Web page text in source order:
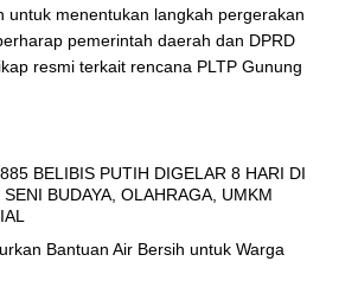
untuk menentukan langkah pergerakan
pemerintah daerah dan DPRD
resmi terkait rencana PLTP Gunung
BELIBIS PUTIH DIGELAR 8 HARI DI
BUDAYA, OLAHRAGA, UMKM
Bantuan Air Bersih untuk Warga